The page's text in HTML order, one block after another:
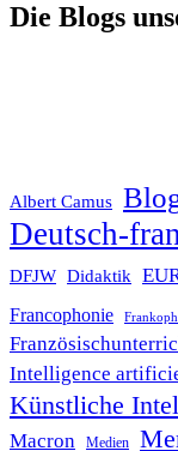
Die Blogs
Albert Camus
Deutsch-
DFJW Didaktik
Francophonie
Intelligence
Künstliche
Macron Medien